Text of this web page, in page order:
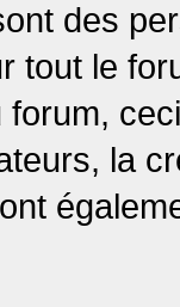
des
tout le
la